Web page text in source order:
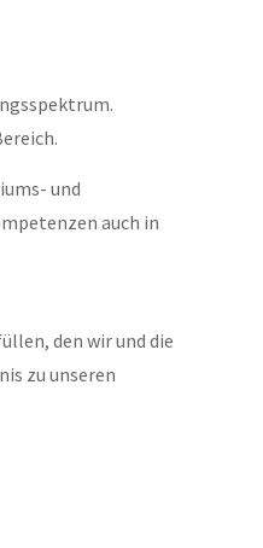
und
auch in
den wir und die
zu unseren